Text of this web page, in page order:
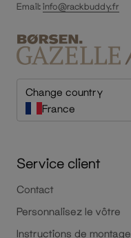
Email:info@rackbuddy.fr
Change country
France
Service client
Contact
Personnalisez le vôtre
Instructions de montage